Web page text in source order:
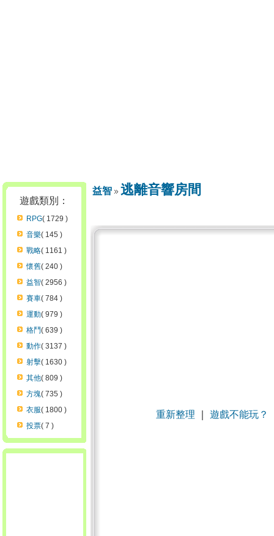
遊戲類別：
RPG( 1729 )
音樂( 145 )
戰略( 1161 )
懷舊( 240 )
益智( 2956 )
賽車( 784 )
運動( 979 )
格鬥( 639 )
動作( 3137 )
射擊( 1630 )
其他( 809 )
方塊( 735 )
衣服( 1800 )
投票( 7 )
益智 逃離音響房間
重新整理 遊戲不能玩？